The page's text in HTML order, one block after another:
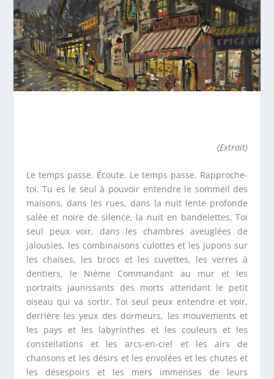
(Extrait)
Le temps passe. Écoute. Le temps passe. Rapproche-
toi. Tu es le seul à pouvoir entendre le sommeil des
maisons, dans les rues, dans la nuit lente profonde
salée et noire de silence, la nuit en bandelettes. Toi
seul peux voir, dans les chambres aveuglées de
jalousies, les combinaisons culottes et les jupons sur
les chaises, les brocs et les cuvettes, les verres à
dentiers, le Nième Commandant au mur et les
portraits jaunissants des morts attendant le petit
oiseau qui va sortir. Toi seul peux entendre et voir,
derrière les yeux des dormeurs, les mouvements et
les pays et les labyrinthes et les couleurs et les
constellations et les arcs-en-ciel et les airs de
chansons et les désirs et les envolées et les chutes et
les désespoirs et les mers immenses de leurs